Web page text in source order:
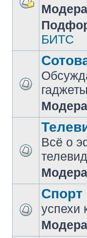
БИТС
Всё о
Спорт
успехи